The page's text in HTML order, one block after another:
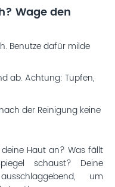
Wage den
Benutze dafür milde
ab. Achtung: Tupfen,
der Reinigung keine
Haut an? Was fällt
schaust? Deine
um